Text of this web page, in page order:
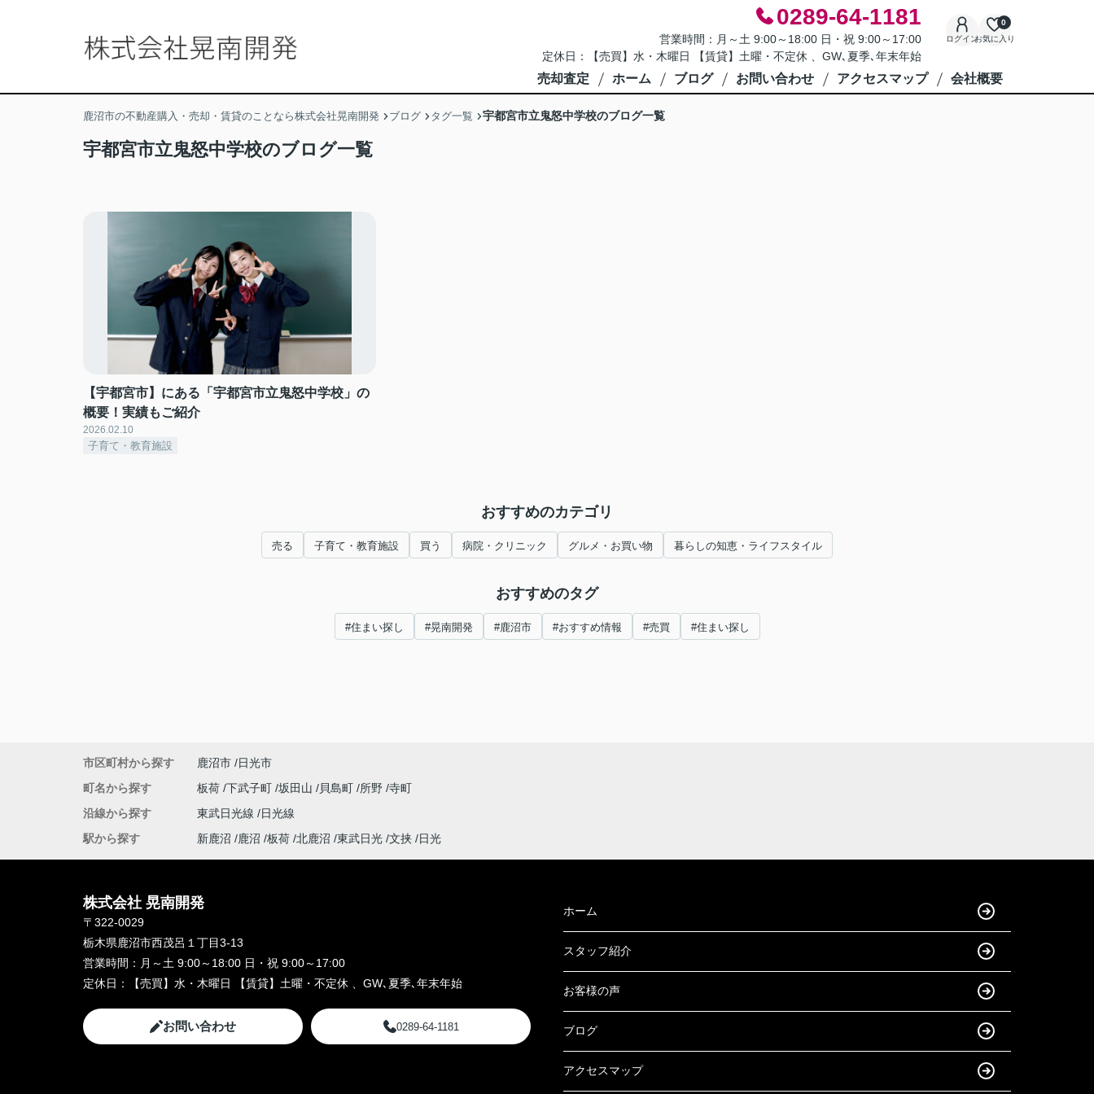
0289-64-1181
営業時間：月～土 9:00～18:00 日・祝 9:00～17:00
定休日：【売買】水・木曜日 【賃貸】土曜・不定休 、GW､夏季､年末年始
ログインお気に入り
0
売却査定 ホーム ブログ お問い合わせ アクセスマップ 会社概要
鹿沼市の不動産購入・売却・賃貸のことなら株式会社晃南開発 ブログ タグ一覧 宇都宮市立鬼怒中学校のブログ一覧
宇都宮市立鬼怒中学校のブログ一覧
【宇都宮市】にある「宇都宮市立鬼怒中学校」の
概要！実績もご紹介
2026.02.10
子育て・教育施設
おすすめのカテゴリ
売る 子育て・教育施設 買う 病院・クリニック グルメ・お買い物 暮らしの知恵・ライフスタイル
おすすめのタグ
#住まい探し #晃南開発 #鹿沼市 #おすすめ情報 #売買 #住まい探し
市区町村から探す 鹿沼市
日光市
町名から探す
板荷 下武子町 坂田山 貝島町 所野 寺町
沿線から探す
東武日光線
日光線
駅から探す
新鹿沼 鹿沼 板荷 北鹿沼 東武日光 文挟 日光
株式会社 晃南開発
〒322-0029
栃木県鹿沼市西茂呂１丁目3-13
営業時間： 月～土 9:00～18:00 日・祝 9:00～17:00
定休日：
【売買】水・木曜日 【賃貸】土曜・不定休 、GW､夏季､年末年始
お問い合わせ 0289-64-1181
ホーム
スタッフ紹介
お客様の声
ブログ
アクセスマップ